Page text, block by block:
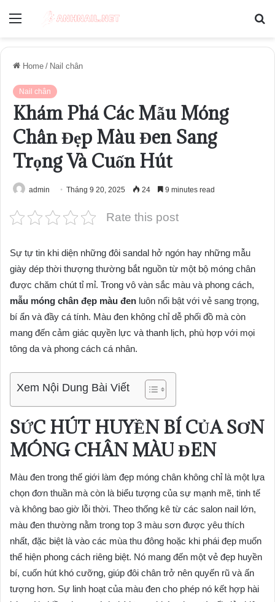
Menu
Home / Nail chân
Nail chân
Khám Phá Các Mẫu Móng
Chân Đẹp Màu Đen Sang
Trọng Và Cuốn Hút
admin Tháng 9 20, 2025 24 9 minutes read
Rate this post
Sự tự tin khi diện những đôi sandal hở ngón hay những mẫu
giày dép thời thượng thường bắt nguồn từ một bộ móng chân
được chăm chút tỉ mỉ. Trong vô vàn sắc màu và phong cách,
mẫu móng chân đẹp màu đen luôn nổi bật với vẻ sang trọng,
bí ẩn và đầy cá tính. Màu đen không chỉ dễ phối đồ mà còn
mang đến cảm giác quyền lực và thanh lịch, phù hợp với mọi
tông da và phong cách cá nhân.
Xem Nội Dung Bài Viết
SỨC HÚT HUYỀN BÍ CỦA SƠN
MÓNG CHÂN MÀU ĐEN
Màu đen trong thế giới làm đẹp móng chân không chỉ là một lựa
chọn đơn thuần mà còn là biểu tượng của sự mạnh mẽ, tinh tế
và không bao giờ lỗi thời. Theo thống kê từ các salon nail lớn,
màu đen thường nằm trong top 3 màu sơn được yêu thích
nhất, đặc biệt là vào các mùa thu đông hoặc khi phái đẹp muốn
thể hiện phong cách riêng biệt. Nó mang đến một vẻ đẹp huyền
bí, cuốn hút khó cưỡng, giúp đôi chân trở nên quyến rũ và ấn
tượng hơn. Sự linh hoạt của màu đen cho phép nó kết hợp hài